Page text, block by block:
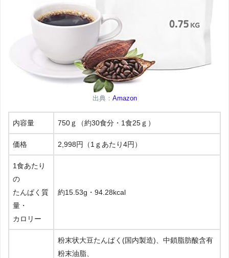
出典： Amazon
内容量 750ｇ（約30食分・1食25ｇ）
価格 2,998円（1ｇあたり4円）
1食あたり
の
たんぱく質
量・
カロリー
約15.53g・94.28kcal
粉末状大豆たんぱく(国内製造)、中鎖脂肪酸含有
粉末油脂、